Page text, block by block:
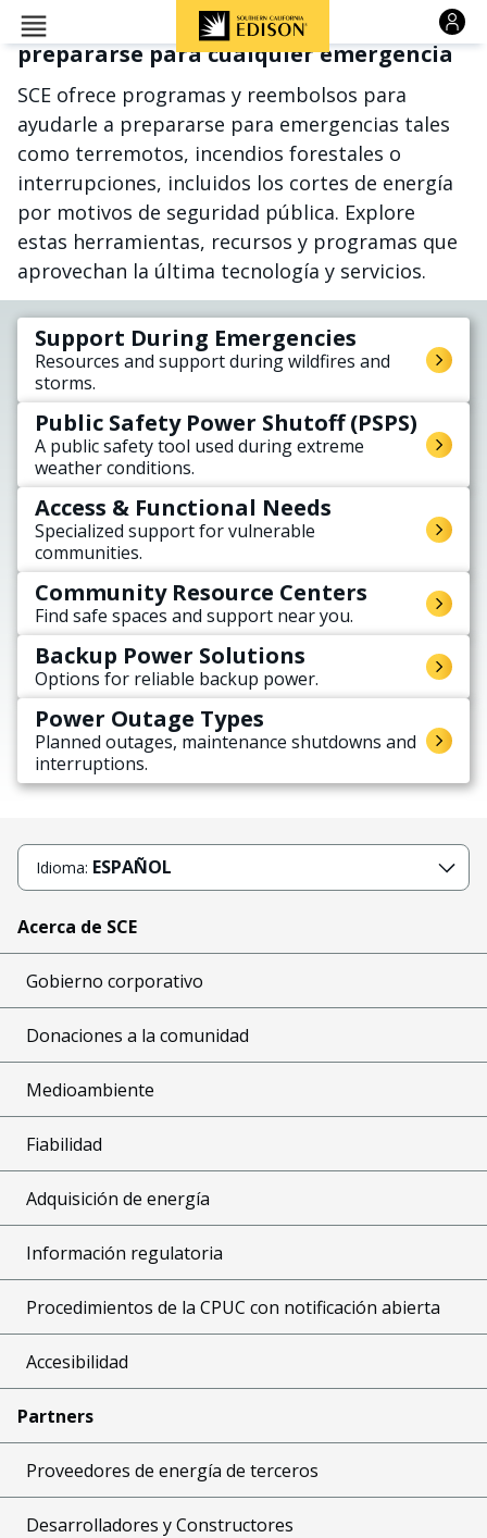
Pasar al contenido principal
Recursos y apoyo para ayudarle a
prepararse para cualquier emergencia
SCE ofrece programas y reembolsos para
ayudarle a prepararse para emergencias tales
como terremotos, incendios forestales o
interrupciones, incluidos los cortes de energía
por motivos de seguridad pública. Explore
estas herramientas, recursos y programas que
aprovechan la última tecnología y servicios.
Support During Emergencies
Resources and support during wildfires and
storms.
Public Safety Power Shutoff (PSPS)
A public safety tool used during extreme
weather conditions.
Access & Functional Needs
Specialized support for vulnerable
communities.
Community Resource Centers
Find safe spaces and support near you.
Backup Power Solutions
Options for reliable backup power.
Power Outage Types
Planned outages, maintenance shutdowns and
interruptions.
Idioma: ESPAÑOL
Acerca de SCE
Gobierno corporativo
Donaciones a la comunidad
Medioambiente
Fiabilidad
Adquisición de energía
Información regulatoria
Procedimientos de la CPUC con notificación abierta
Accesibilidad
Partners
Proveedores de energía de terceros
Desarrolladores y Constructores